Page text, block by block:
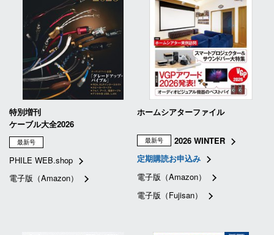
特別増刊
ケーブル大全2026
最新号
PHILE WEB.shop
電子版（Amazon）
ホームシアターファイル
最新号
2026 WINTER
定期購読お申込み
電子版（Amazon）
電子版（Fujisan）